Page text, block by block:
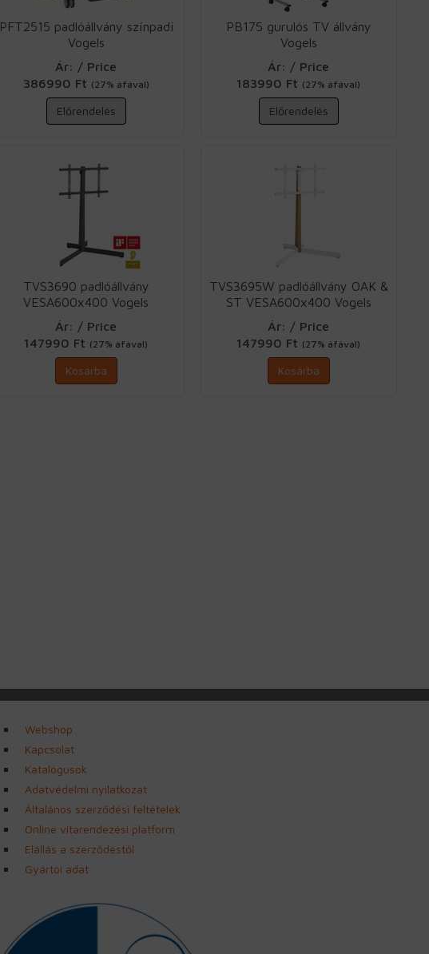
PFT2515 padlóállvány színpadi
Vogels
Ár: / Price
386990 Ft (27% áfával)
Előrendelés
PB175 gurulós TV állvány
Vogels
Ár: / Price
183990 Ft (27% áfával)
Előrendelés
TVS3690 padlóállvány
VESA600x400 Vogels
Ár: / Price
147990 Ft (27% áfával)
Kosárba
TVS3695W padlóállvány OAK &
ST VESA600x400 Vogels
Ár: / Price
147990 Ft (27% áfával)
Kosárba
Webshop
Kapcsolat
Katalógusok
Adatvédelmi nyilatkozat
Általános szerződési feltételek
Online vitarendezési platform
Elállás a szerződéstől
Gyártói adat